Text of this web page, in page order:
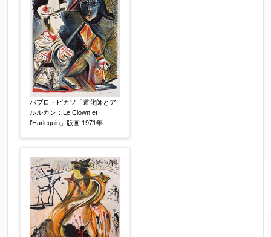
パブロ・ピカソ「道化師とア
ルルカン：Le Clown et
l’Harlequin」版画 1971年